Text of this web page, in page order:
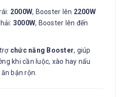
2000W, Booster lên 2200W
3000W, Booster lên đến
chức năng Booster, giúp
khi cần luộc, xào hay nấu
bận rộn.